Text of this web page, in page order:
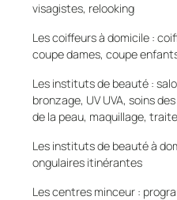
visagistes, relooking
Les coiffeurs à domicile :
coupe dames, coupe
Les instituts de beauté :
bronzage, UV UVA, soins
de la peau, maquillage,
Les instituts de beauté à
ongulaires itinérantes
Les centres minceur :